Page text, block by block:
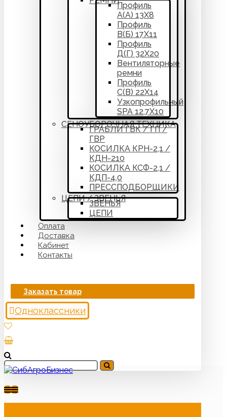
Профиль
А(А) 13Х8
Профиль
В(Б) 17Х11
Профиль
Д(Г) 32Х20
Вентиляторные
ремни
Профиль
С(В) 22Х14
Узкопрофильный
SPA 12,7Х10
СЕНОУБОРОЧНАЯ ТЕХНИКА
ГРАБЛИ ГВК / ГП /
ГВР
КОСИЛКА КРН-2,1 /
КДН-210
КОСИЛКА КСФ-2,1 /
КДП-4,0
ПРЕССПОДБОРЩИКИ
ЦЕПИ / ЗВЕНЬЯ
ЗВЕНЬЯ
ЦЕПИ
Оплата
Доставка
Кабинет
Контакты
Заказать товар
Одноклассники